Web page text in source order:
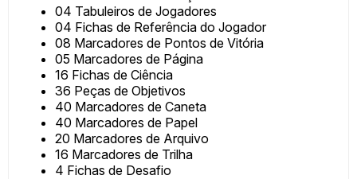
04 Tabuleiros de Jogadores
04 Fichas de Referência do Jogador
08 Marcadores de Pontos de Vitória
05 Marcadores de Página
16 Fichas de Ciência
36 Peças de Objetivos
40 Marcadores de Caneta
40 Marcadores de Papel
20 Marcadores de Arquivo
16 Marcadores de Trilha
4 Fichas de Desafio